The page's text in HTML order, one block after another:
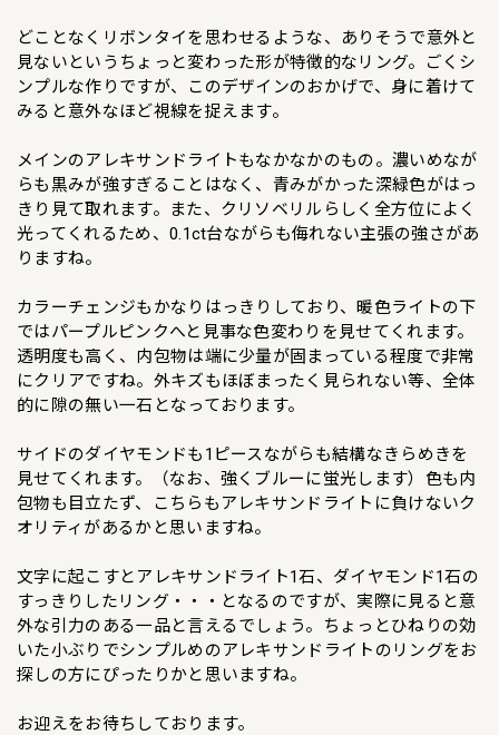
どことなくリボンタイを思わせるような、ありそうで意外と
見ないというちょっと変わった形が特徴的なリング。ごくシ
ンプルな作りですが、このデザインのおかげで、身に着けて
みると意外なほど視線を捉えます。
メインのアレキサンドライトもなかなかのもの。濃いめなが
らも黒みが強すぎることはなく、青みがかった深緑色がはっ
きり見て取れます。また、クリソベリルらしく全方位によく
光ってくれるため、0.1ct台ながらも侮れない主張の強さがあ
りますね。
カラーチェンジもかなりはっきりしており、暖色ライトの下
ではパープルピンクへと見事な色変わりを見せてくれます。
透明度も高く、内包物は端に少量が固まっている程度で非常
にクリアですね。外キズもほぼまったく見られない等、全体
的に隙の無い一石となっております。
サイドのダイヤモンドも1ピースながらも結構なきらめきを
見せてくれます。（なお、強くブルーに蛍光します）色も内
包物も目立たず、こちらもアレキサンドライトに負けないク
オリティがあるかと思いますね。
文字に起こすとアレキサンドライト1石、ダイヤモンド1石の
すっきりしたリング・・・となるのですが、実際に見ると意
外な引力のある一品と言えるでしょう。ちょっとひねりの効
いた小ぶりでシンプルめのアレキサンドライトのリングをお
探しの方にぴったりかと思いますね。
お迎えをお待ちしております。